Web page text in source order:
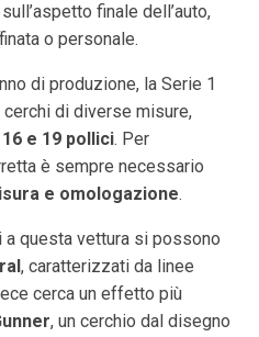
finale dell’auto,
o personale.
di produzione, la Serie 1
di diverse misure,
16 e 19 pollici. Per
è sempre necessario
e omologazione.
a questa vettura si possono
, caratterizzati da linee
cerca un effetto più
, un cerchio dal disegno